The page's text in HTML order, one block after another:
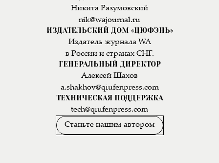
Никита Разумовский
nik@wajournal.ru
ИЗДАТЕЛЬСКИЙ ДОМ «ЦЮФЭНЬ»
Издатель журнала WA
в России и странах СНГ.
ГЕНЕРАЛЬНЫЙ ДИРЕКТОР
Алексей Шахов
a.shakhov@qiufenpress.com
ТЕХНИЧЕСКАЯ ПОДДЕРЖКА
tech@qiufenpress.com
Станьте нашим автором